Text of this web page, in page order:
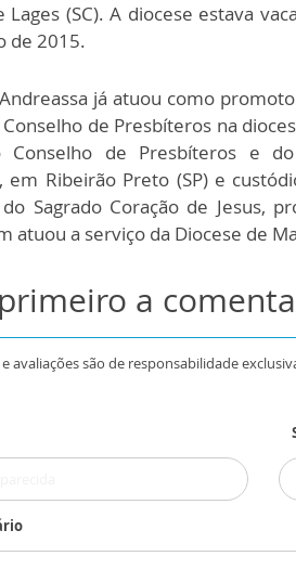
Lages (SC). A diocese estava
de 2015.
já atuou como
de Presbíteros na
Conselho de Presbíteros e
em Ribeirão Preto (SP) e
do Sagrado Coração de Jesus,
atuou a serviço da Diocese de
a
avaliações são de responsabilidade